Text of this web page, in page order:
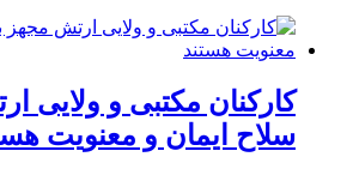
کارکنان مکتبی و ولایی
سلاح ایمان و معنویت